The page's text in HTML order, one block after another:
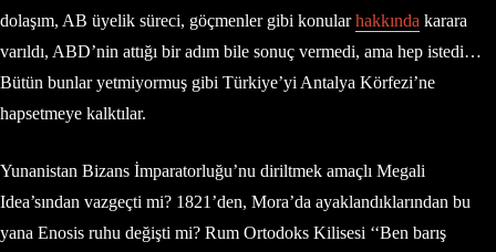
dolaşım, AB üyelik süreci, göçmenler gibi konularhakkında karara
varıldı, ABD’nin attığı bir adım bile sonuç vermedi, ama hep istedi…
Bütün bunlar yetmiyormuş gibi Türkiye’yi Antalya Körfezi’ne
hapsetmeye kalktılar.
Yunanistan Bizans İmparatorluğu’nu diriltmek amaçlı Megali
Idea’sından vazgeçti mi? 1821’den, Mora’da ayaklandıklarından bu
yana Enosis ruhu değişti mi? Rum Ortodoks Kilisesi ‘‘Ben barış